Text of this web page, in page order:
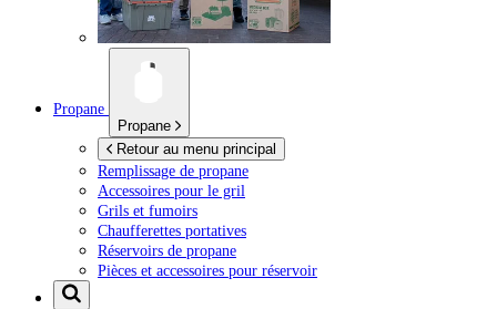
Propane
Propane
Retour au menu principal
Remplissage de propane
Accessoires pour le gril
Grils et fumoirs
Chaufferettes portatives
Réservoirs de propane
Pièces et accessoires pour réservoir